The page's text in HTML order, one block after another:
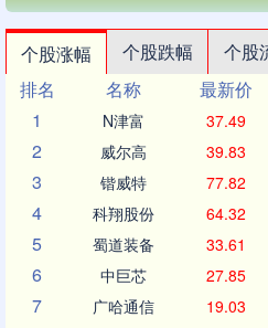
个股涨幅 个股跌幅 个股
排名
名称 最新价
1
N津富 37.49
2 威尔高 39.83
3 锴威特 77.82
4 科翔股份 64.32
5 蜀道装备 33.61
6 中巨芯 27.85
7 广哈通信 19.03